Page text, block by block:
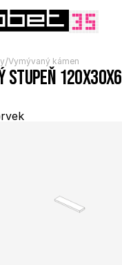
/Vymývaný kámen
stupeň 120x30x6